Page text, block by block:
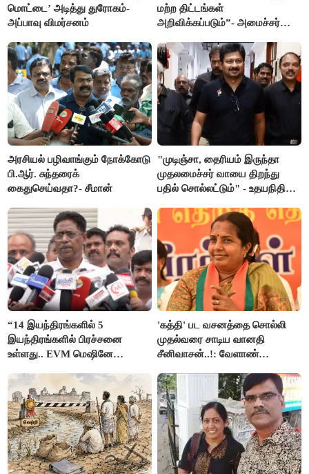
மொட்டை’ அடித்து துரோகம்-
அப்பாவு விமர்சனம்
மற்ற திட்டங்கள்
அறிவிக்கப்படும்”- அமைச்சர்
அரசியல் பழிவாங்கும் நோக்கோடு
பி.ஆர். சுந்தரைக்
கைதுசெய்வதா?- சீமான்
"முடிஞ்சா, தைரியம் இருந்தா
முதலமைச்சர் வாயை திறந்து
பதில் சொல்லட்டும்" - உதயநிதி
“14 இயந்திரங்களில் 5
இயந்திரங்களில் பிரச்சனை
உள்ளது.. EVM மெஷினே
இளங்கோ
'கத்தி' பட வசனத்தை சொல்லி
முதல்வரை சாடிய வானதி
சீனிவாசன்..!: வேளாண்
எதிர்ப்பு!